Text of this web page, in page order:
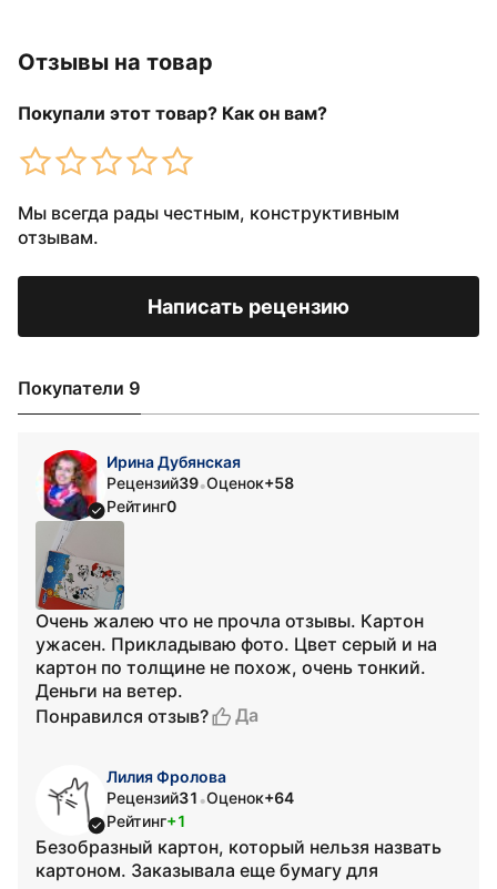
Отзывы на товар
Покупали этот товар? Как он вам?
Мы всегда рады честным, конструктивным
отзывам.
Написать рецензию
Покупатели 9
Ирина Дубянская
Рецензий39•Оценок+58
Рейтинг0
Очень жалею что не прочла отзывы. Картон
ужасен. Прикладываю фото. Цвет серый и на
картон по толщине не похож, очень тонкий.
Деньги на ветер.
Понравился отзыв?
Да
Лилия Фролова
Рецензий31 •Оценок+64
Рейтинг+1
Безобразный картон, который нельзя назвать
картоном. Заказывала еще бумагу для